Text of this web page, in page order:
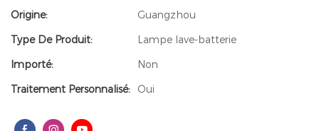
Origine:
Guangzhou
Type De Produit:
Lampe lave-batterie
Importé:
Non
Traitement Personnalisé:
Oui